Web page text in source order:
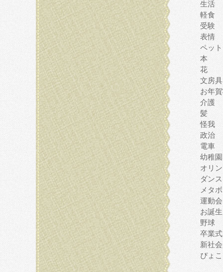
生活
軽食
受験
表情
ペット
本
花
文房具
お年
介護
髪
怪我
政治
電車
幼稚園
オリ
ダンス
メタ
運動会
お誕
野球
卒業式
新社
ぴょこ